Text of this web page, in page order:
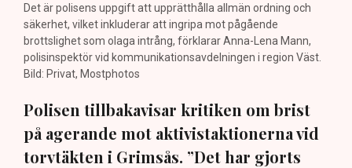
Det är polisens uppgift att upprätthålla allmän ordning och
säkerhet, vilket inkluderar att ingripa mot pågående
brottslighet som olaga intrång, förklarar Anna-Lena Mann,
polisinspektör vid kommunikationsavdelningen i region Väst.
Bild: Privat, Mostphotos
Polisen tillbakavisar kritiken om brist
på agerande mot aktivistaktionerna vid
torvtäkten i Grimsås. ”Det har gjorts